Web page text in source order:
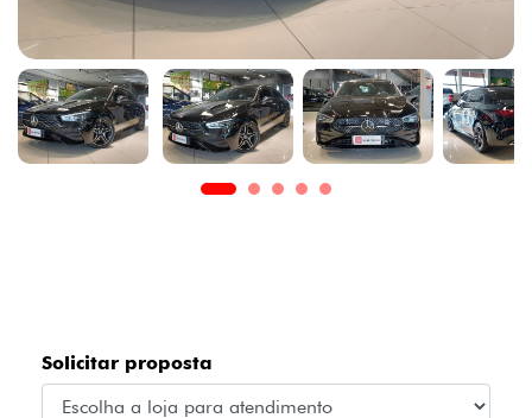
Solicitar proposta